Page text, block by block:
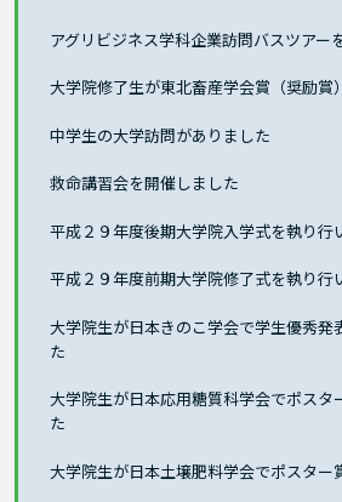
アグリビジネス学科企業訪問バスツアー
大学院修了生が東北畜産学会賞（奨励賞
中学生の大学訪問がありました
救命講習会を開催しました
平成２９年度後期大学院入学式を執り行
平成２９年度前期大学院修了式を執り行
大学院生が日本きのこ学会で学生優秀発
た
大学院生が日本応用糖質科学会でポスタ
た
大学院生が日本土壌肥料学会でポスター